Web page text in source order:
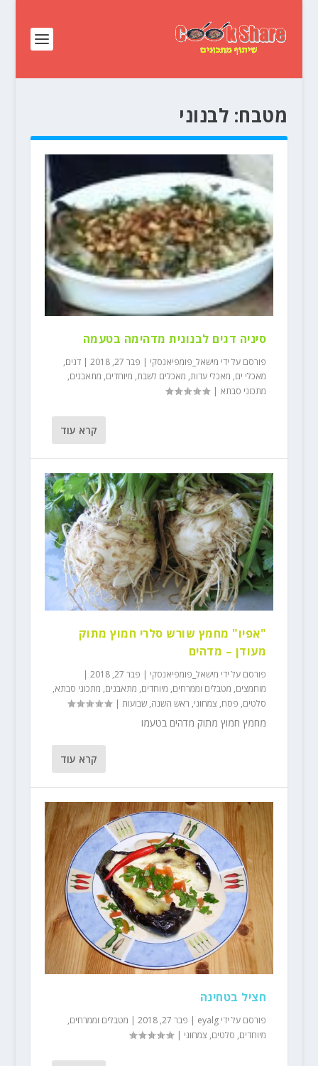
מטבח: לבנוני
סיניה דגים לבנונית מדהימה בטעמה
פורסם על ידי מישאל_פומפיאנסקי | פבר 27, 2018 | דגים,
מאכלי ים, מאכלי עדות, מאכלים לשבת, מיוחדים, מתאבנים,
מתכוני סבתא |
קרא עוד
"אפיו" מחמץ שורש סלרי חמוץ מתוק
מעודן – מדהים
פורסם על ידי מישאל_פומפיאנסקי | פבר 27, 2018
|
מוחמצים, מטבלים וממרחים, מיוחדים, מתאבנים, מתכוני סבתא,
סלטים, פסח, צמחוני, ראש השנה, שבועות|
מחמץ חמוץ מתוק מדהים בטעמו
קרא עוד
חציל בטחינה
פורסם על ידי eyalg
| פבר 27, 2018 | מטבלים וממרחים,
מיוחדים, סלטים, צמחוני |